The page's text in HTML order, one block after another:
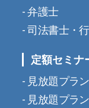
弁護士
司法書士・
定額セミナ
見放題プラ
見放題プラ